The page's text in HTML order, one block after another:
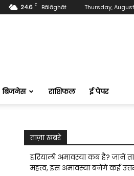
24.6 C Bālāghāt Thursday,
बिजनेस राशिफल ई पेपर
ताज़ा खबरे
हरियाली अमावस्या कब है? जानें
महत्व, इस अमावस्या बनेंगे कई